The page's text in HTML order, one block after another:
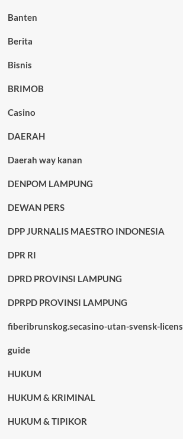
Banten
Berita
Bisnis
BRIMOB
Casino
DAERAH
Daerah way kanan
DENPOM LAMPUNG
DEWAN PERS
DPP JURNALIS MAESTRO INDONESIA
DPR RI
DPRD PROVINSI LAMPUNG
DPRPD PROVINSI LAMPUNG
fiberibrunskog.secasino-utan-svensk-licens
guide
HUKUM
HUKUM & KRIMINAL
HUKUM & TIPIKOR